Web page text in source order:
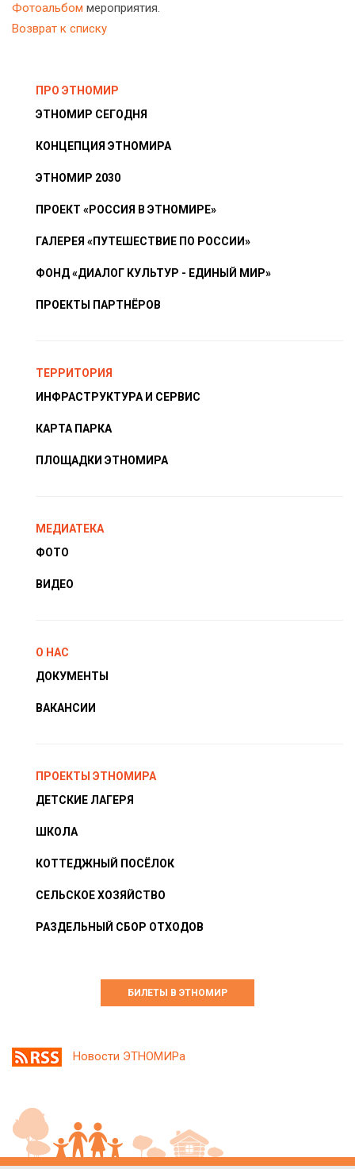
Фотоальбом мероприятия.
Возврат к списку
ПРО ЭТНОМИР
ЭТНОМИР СЕГОДНЯ
КОНЦЕПЦИЯ ЭТНОМИРА
ЭТНОМИР 2030
ПРОЕКТ «РОССИЯ В ЭТНОМИРЕ»
ГАЛЕРЕЯ «ПУТЕШЕСТВИЕ ПО РОССИИ»
ФОНД «ДИАЛОГ КУЛЬТУР - ЕДИНЫЙ МИР»
ПРОЕКТЫ ПАРТНЁРОВ
ТЕРРИТОРИЯ
ИНФРАСТРУКТУРА И СЕРВИС
КАРТА ПАРКА
ПЛОЩАДКИ ЭТНОМИРА
МЕДИАТЕКА
ФОТО
ВИДЕО
О НАС
ДОКУМЕНТЫ
ВАКАНСИИ
ПРОЕКТЫ ЭТНОМИРА
ДЕТСКИЕ ЛАГЕРЯ
ШКОЛА
КОТТЕДЖНЫЙ ПОСЁЛОК
СЕЛЬСКОЕ ХОЗЯЙСТВО
РАЗДЕЛЬНЫЙ СБОР ОТХОДОВ
БИЛЕТЫ В ЭТНОМИР
Новости ЭТНОМИРа